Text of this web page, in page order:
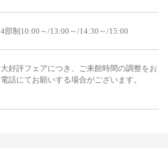
4部制10:00～/13:00～/14:30～/15:00
大好評フェアにつき、ご来館時間の調整をお
電話にてお願いする場合がございます。